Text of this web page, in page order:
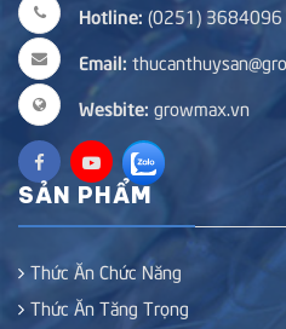
Hotline: (0251) 3684096
Email:
Wesbite: growmax.vn
SẢN PHẨM
Thức Ăn Chức Năng
Thức Ăn Tăng Trọng